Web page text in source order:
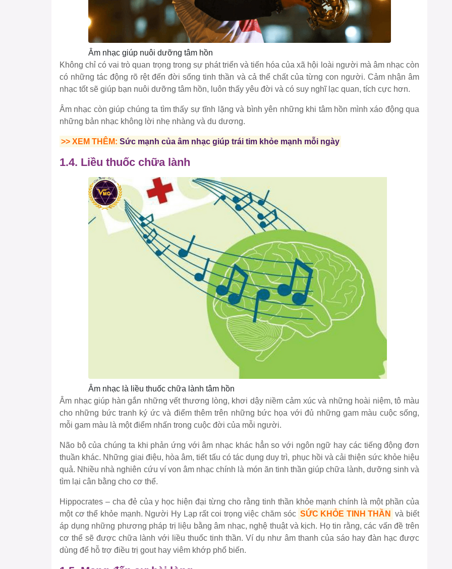
Âm nhạc giúp nuôi dưỡng tâm hồn
Không chỉ có vai trò quan trọng trong sự phát triển và tiến hóa của xã hội loài người mà âm nhạc còn
có những tác động rõ rệt đến đời sống tinh thần và cả thể chất của từng con người. Cảm nhận âm
nhạc tốt sẽ giúp bạn nuôi dưỡng tâm hồn, luôn thấy yêu đời và có suy nghĩ lạc quan, tích cực hơn.
Âm nhạc còn giúp chúng ta tìm thấy sự tĩnh lặng và bình yên những khi tâm hồn mình xáo động qua
những bản nhạc không lời nhẹ nhàng và du dương.
>> XEM THÊM:Sức mạnh của âm nhạc giúp trái tim khỏe mạnh mỗi ngày
1.4. Liều thuốc chữa lành
Âm nhạc là liều thuốc chữa lành tâm hồn
Âm nhạc giúp hàn gắn những vết thương lòng, khơi dậy niềm cảm xúc và những hoài niệm, tô màu
cho những bức tranh ký ức và điểm thêm trên những bức họa với đủ những gam màu cuộc sống,
mỗi gam màu là một điểm nhấn trong cuộc đời của mỗi người.
Não bộ của chúng ta khi phản ứng với âm nhạc khác hẳn so với ngôn ngữ hay các tiếng động đơn
thuần khác. Những giai điệu, hòa âm, tiết tấu có tác dụng duy trì, phục hồi và cải thiện sức khỏe hiệu
quả. Nhiều nhà nghiên cứu ví von âm nhạc chính là món ăn tinh thần giúp chữa lành, dưỡng sinh và
tìm lại cân bằng cho cơ thể.
Hippocrates – cha đẻ của y học hiện đại từng cho rằng tinh thần khỏe mạnh chính là một phần của
một cơ thể khỏe mạnh. Người Hy Lạp rất coi trọng việc chăm sóc SỨC KHỎE TINH THẦN
và biết
áp dụng những phương pháp trị liệu bằng âm nhạc, nghệ thuật và kịch. Họ tin rằng, các vấn đề trên
cơ thể sẽ được chữa lành với liều thuốc tinh thần. Ví dụ như âm thanh của sáo hay đàn hạc được
dùng để hỗ trợ điều trị gout hay viêm khớp phổ biến.